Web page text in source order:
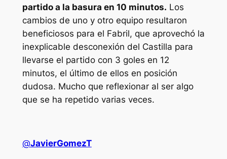
partido a la basura en 10 minutos. Los
cambios de uno y otro equipo resultaron
beneficiosos para el Fabril, que aprovechó la
inexplicable desconexión del Castilla para
llevarse el partido con 3 goles en 12
minutos, el último de ellos en posición
dudosa. Mucho que reflexionar al ser algo
que se ha repetido varias veces.
@JavierGomezT